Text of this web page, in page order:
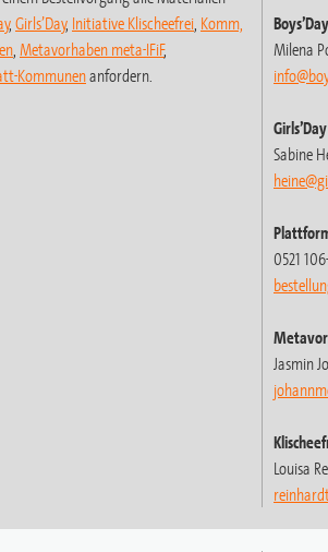
, Girls’Day, Initiative Klischeefrei Komm,
Metavorhaben meta-IFiF,
Kommunenanfordern.
Boys’Day
Milena
Girls’Day
Sabine
0521
Jasmin
Louisa